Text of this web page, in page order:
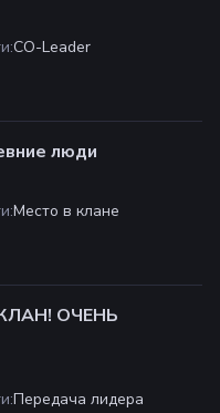
:CO-Leader
люди
:Место в клане
ОЧЕНЬ
:Передача лидера